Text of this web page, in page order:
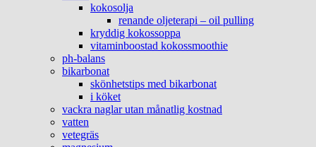
kokosolja
renande oljeterapi – oil pulling
kryddig kokossoppa
vitaminboostad kokossmoothie
ph-balans
bikarbonat
skönhetstips med bikarbonat
i köket
vackra naglar utan månatlig kostnad
vatten
vetegräs